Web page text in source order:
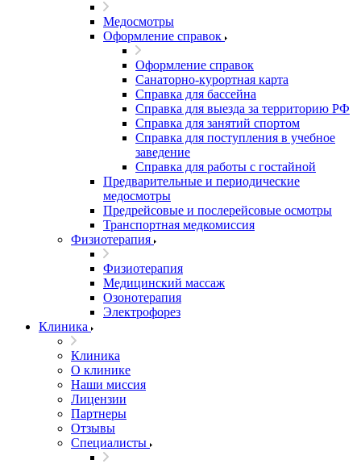
Медосмотры
Оформление справок
Оформление справок
Санаторно-курортная карта
Справка для бассейна
Справка для выезда за территорию РФ
Справка для занятий спортом
Справка для поступления в учебное
заведение
Справка для работы с гостайной
Предварительные и периодические
медосмотры
Предрейсовые и послерейсовые осмотры
Транспортная медкомиссия
Физиотерапия
Физиотерапия
Медицинский массаж
Озонотерапия
Электрофорез
Клиника
Клиника
О клинике
Наши миссия
Лицензии
Партнеры
Отзывы
Специалисты